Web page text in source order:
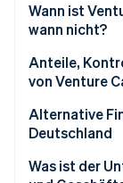
Wann ist
wann nicht?
Anteile,
von Venture
Kontrolle
Alternative
Deutschland
Was ist der